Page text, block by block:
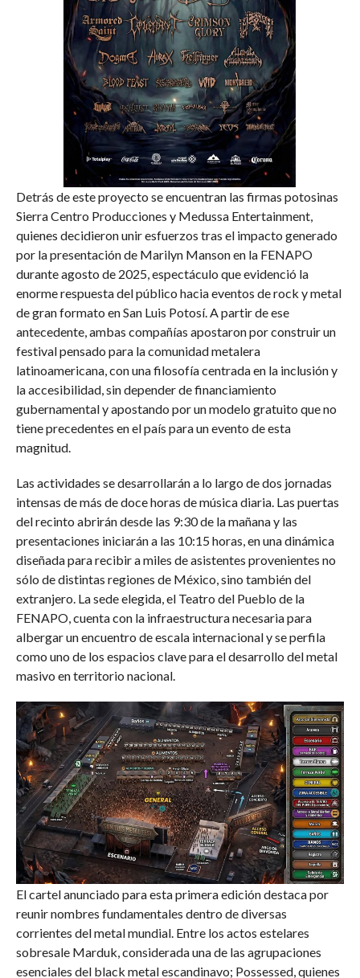
Detrás de este proyecto se encuentran las firmas potosinas
Sierra Centro Producciones y Medussa Entertainment,
quienes decidieron unir esfuerzos tras el impacto generado
por la presentación de Marilyn Manson en la FENAPO
durante agosto de 2025, espectáculo que evidenció la
enorme respuesta del público hacia eventos de rock y metal
de gran formato en San Luis Potosí. A partir de ese
antecedente, ambas compañías apostaron por construir un
festival pensado para la comunidad metalera
latinoamericana, con una filosofía centrada en la inclusión y
la accesibilidad, sin depender de financiamiento
gubernamental y apostando por un modelo gratuito que no
tiene precedentes en el país para un evento de esta
magnitud.
Las actividades se desarrollarán a lo largo de dos jornadas
intensas de más de doce horas de música diaria. Las puertas
del recinto abrirán desde las 9:30 de la mañana y las
presentaciones iniciarán a las 10:15 horas, en una dinámica
diseñada para recibir a miles de asistentes provenientes no
sólo de distintas regiones de México, sino también del
extranjero. La sede elegida, el Teatro del Pueblo de la
FENAPO, cuenta con la infraestructura necesaria para
albergar un encuentro de escala internacional y se perfila
como uno de los espacios clave para el desarrollo del metal
masivo en territorio nacional.
El cartel anunciado para esta primera edición destaca por
reunir nombres fundamentales dentro de diversas
corrientes del metal mundial. Entre los actos estelares
sobresale Marduk, considerada una de las agrupaciones
esenciales del black metal escandinavo; Possessed, quienes